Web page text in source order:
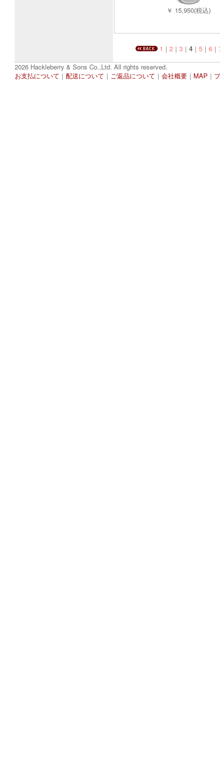
￥ 15,950(税込)
1 ｜ 2 ｜ 3 ｜ 4 ｜ 5 ｜ 6 ｜
2026 Hackleberry & Sons Co.,Ltd. All rights reserved.
お支払について ｜ 配送について ｜ ご返品について ｜ 会社概要 ｜ MAP ｜